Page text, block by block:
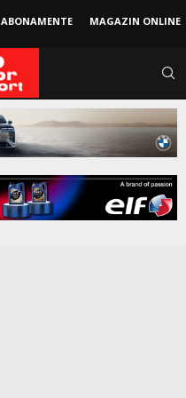
ABONAMENTE MAGAZIN ONLINE